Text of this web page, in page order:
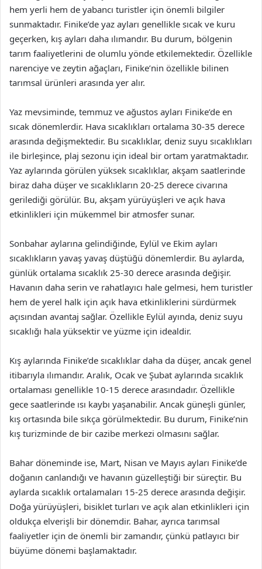
hem yerli hem de yabancı turistler için önemli bilgiler
sunmaktadır. Finike’de yaz ayları genellikle sıcak ve kuru
geçerken, kış ayları daha ılımandır. Bu durum, bölgenin
tarım faaliyetlerini de olumlu yönde etkilemektedir. Özellikle
narenciye ve zeytin ağaçları, Finike’nin özellikle bilinen
tarımsal ürünleri arasında yer alır.
Yaz mevsiminde, temmuz ve ağustos ayları Finike’de en
sıcak dönemlerdir. Hava sıcaklıkları ortalama 30-35 derece
arasında değişmektedir. Bu sıcaklıklar, deniz suyu sıcaklıkları
ile birleşince, plaj sezonu için ideal bir ortam yaratmaktadır.
Yaz aylarında görülen yüksek sıcaklıklar, akşam saatlerinde
biraz daha düşer ve sıcaklıkların 20-25 derece civarına
gerilediği görülür. Bu, akşam yürüyüşleri ve açık hava
etkinlikleri için mükemmel bir atmosfer sunar.
Sonbahar aylarına gelindiğinde, Eylül ve Ekim ayları
sıcaklıkların yavaş yavaş düştüğü dönemlerdir. Bu aylarda,
günlük ortalama sıcaklık 25-30 derece arasında değişir.
Havanın daha serin ve rahatlayıcı hale gelmesi, hem turistler
hem de yerel halk için açık hava etkinliklerini sürdürmek
açısından avantaj sağlar. Özellikle Eylül ayında, deniz suyu
sıcaklığı hala yüksektir ve yüzme için idealdir.
Kış aylarında Finike’de sıcaklıklar daha da düşer, ancak genel
itibarıyla ılımandır. Aralık, Ocak ve Şubat aylarında sıcaklık
ortalaması genellikle 10-15 derece arasındadır. Özellikle
gece saatlerinde ısı kaybı yaşanabilir. Ancak güneşli günler,
kış ortasında bile sıkça görülmektedir. Bu durum, Finike’nin
kış turizminde de bir cazibe merkezi olmasını sağlar.
Bahar döneminde ise, Mart, Nisan ve Mayıs ayları Finike’de
doğanın canlandığı ve havanın güzelleştiği bir süreçtir. Bu
aylarda sıcaklık ortalamaları 15-25 derece arasında değişir.
Doğa yürüyüşleri, bisiklet turları ve açık alan etkinlikleri için
oldukça elverişli bir dönemdir. Bahar, ayrıca tarımsal
faaliyetler için de önemli bir zamandır, çünkü patlayıcı bir
büyüme dönemi başlamaktadır.